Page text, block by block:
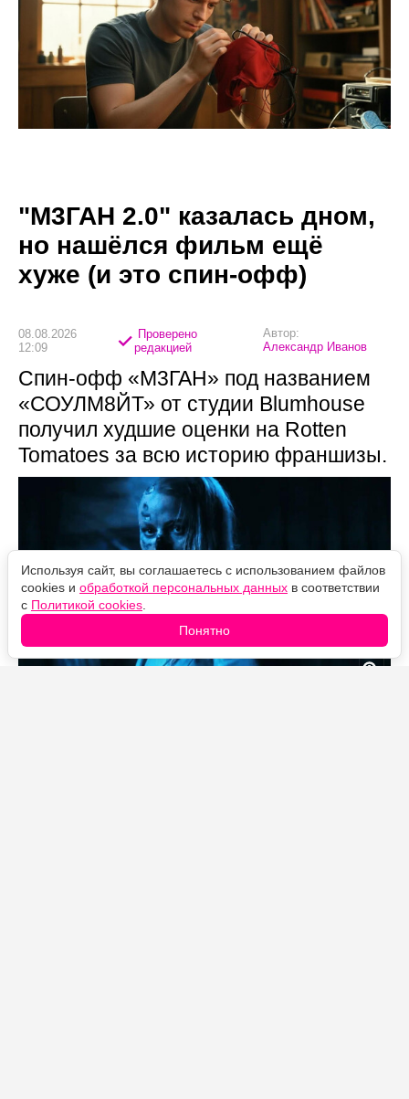
"М3ГАН 2.0" казалась дном,
но нашёлся фильм ещё
хуже (и это спин-офф)
08.08.2026
12:09
Проверено
редакцией
Автор:
Александр Иванов
Спин-офф «М3ГАН» под названием
«СОУЛМ8ЙТ» от студии Blumhouse
получил худшие оценки на Rotten
Tomatoes за всю историю франшизы.
Используя сайт, вы соглашаетесь с использованием файлов
cookies и обработкой персональных данных в соответствии
с Политикой cookies
Понятно